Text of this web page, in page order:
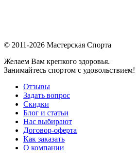
© 2011-2026 Мастерская Спорта
Желаем Вам крепкого здоровья.
Занимайтесь спортом с удовольствием!
Отзывы
Задать вопрос
Скидки
Блог и статьи
Нас выбирают
Договор-оферта
Как заказать
О компании